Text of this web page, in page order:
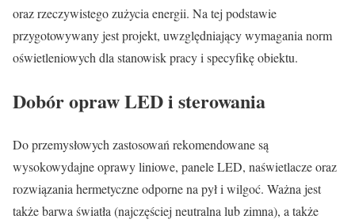
oraz rzeczywistego zużycia energii. Na tej podstawie
przygotowywany jest projekt, uwzględniający wymagania norm
oświetleniowych dla stanowisk pracy i specyfikę obiektu.
Dobór opraw LED i sterowania
Do przemysłowych zastosowań rekomendowane są
wysokowydajne oprawy liniowe, panele LED, naświetlacze oraz
rozwiązania hermetyczne odporne na pył i wilgoć. Ważna jest
także barwa światła (najczęściej neutralna lub zimna), a także